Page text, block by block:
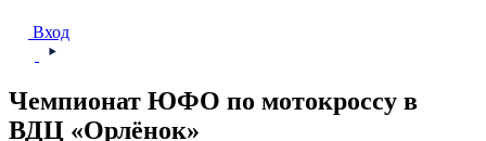
Вход
Чемпионат ЮФО по мотокроссу в
ВДЦ «Орлёнок»